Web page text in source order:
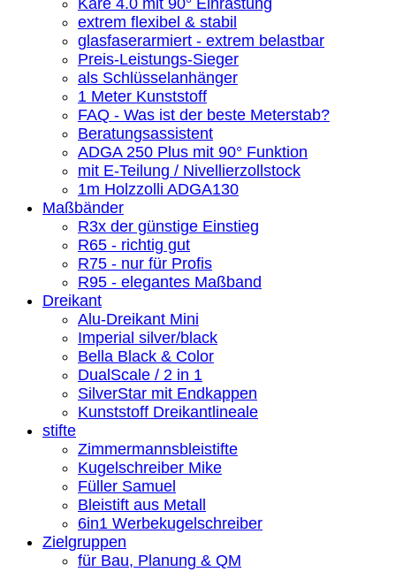
extrem flexibel & stabil
glasfaserarmiert - extrem belastbar
Preis-Leistungs-Sieger
als Schlüsselanhänger
1 Meter Kunststoff
FAQ - Was ist der beste Meterstab?
Beratungsassistent
ADGA 250 Plus mit 90° Funktion
mit E-Teilung / Nivellierzollstock
1m Holzzolli ADGA130
Maßbänder
R3x der günstige Einstieg
R65 - richtig gut
R75 - nur für Profis
R95 - elegantes Maßband
Dreikant
Alu-Dreikant Mini
Imperial silver/black
Bella Black & Color
DualScale / 2 in 1
SilverStar mit Endkappen
Kunststoff Dreikantlineale
stifte
Zimmermannsbleistifte
Kugelschreiber Mike
Füller Samuel
Bleistift aus Metall
6in1 Werbekugelschreiber
Zielgruppen
für Bau, Planung & QM